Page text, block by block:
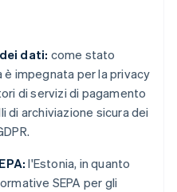
dati: come stato
è impegnata per la privacy
di servizi di pagamento
archiviazione sicura dei
l'Estonia, in quanto
SEPA per gli